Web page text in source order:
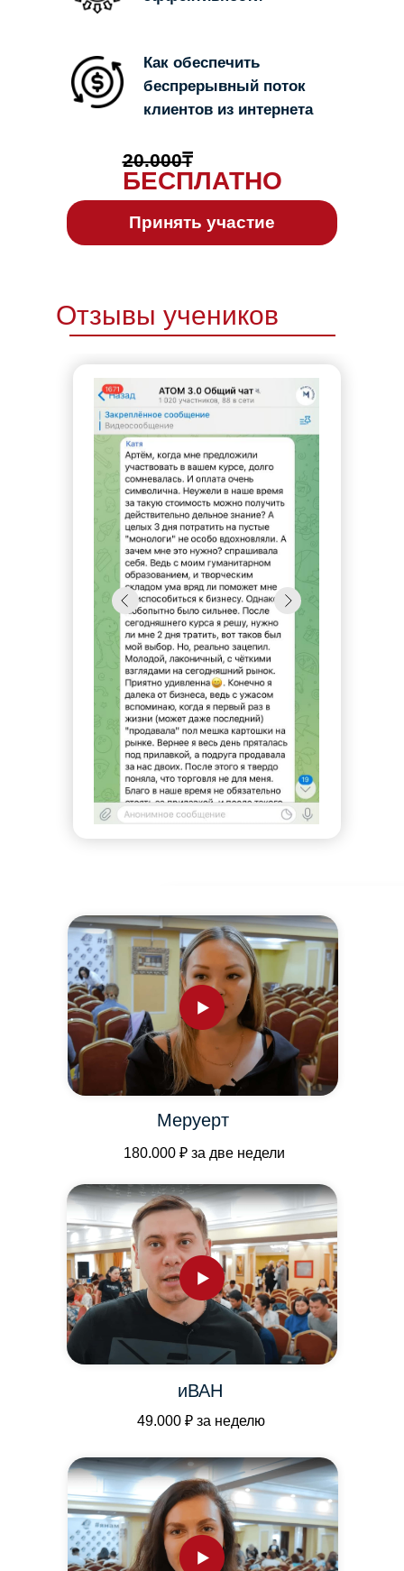
Как обеспечить
беспрерывный поток
клиентов из интернета
Принять участие
БЕСПЛАТНО
20.000₸
Отзывы учеников
Меруерт
180.000 ₽ за две недели
иВАН
49.000 ₽ за неделю